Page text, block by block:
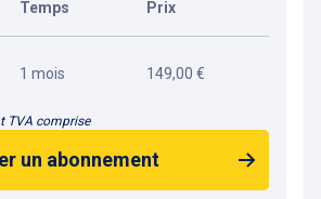
Temps Prix
1 mois 149,00 €
TVA comprise
un abonnement